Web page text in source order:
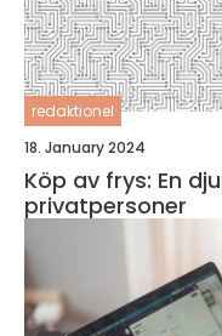
redaktionel
18. January 2024
Köp av frys: En
privatpersoner